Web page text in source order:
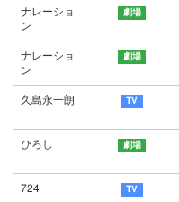
ナレーショ
ン
ナレーショ
ン
久島永一朗
ひろし
724